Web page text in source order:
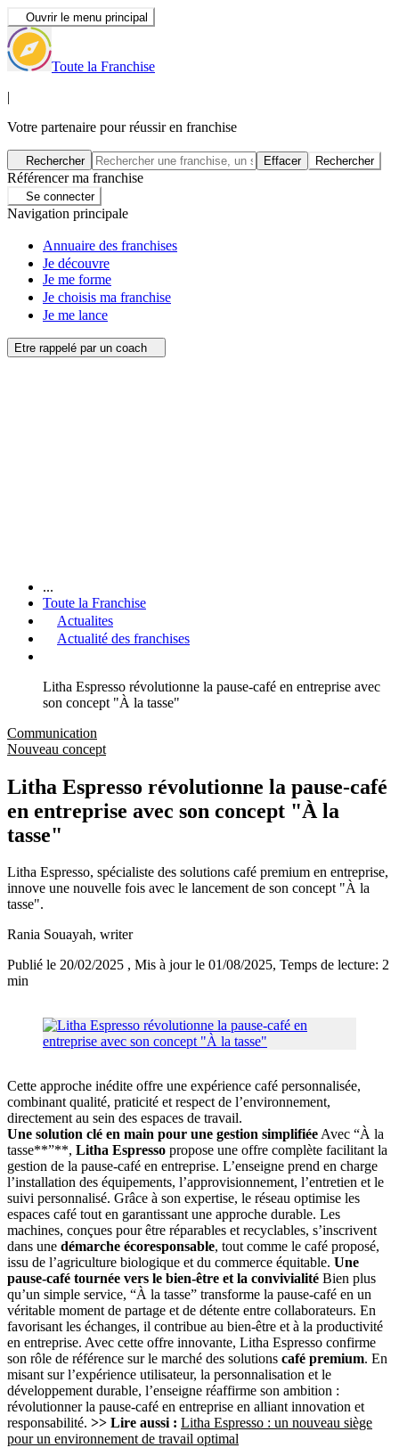
Ouvrir le menu principal
Toute la Franchise
|
Votre partenaire pour réussir en franchise
Rechercher Effacer Rechercher
Référencer ma franchise
Se connecter
Navigation principale
Annuaire des franchises
Je découvre
Je me forme
Je choisis ma franchise
Je me lance
Etre rappelé par un coach
...
Toute la Franchise
Actualites
Actualité des franchises
Litha Espresso révolutionne la pause-café en entreprise avec
son concept "À la tasse"
Communication
Nouveau concept
Litha Espresso révolutionne la pause-café
en entreprise avec son concept "À la
tasse"
Litha Espresso, spécialiste des solutions café premium en entreprise,
innove une nouvelle fois avec le lancement de son concept "À la
tasse".
Rania Souayah, writer
Publié le 20/02/2025 , Mis à jour le 01/08/2025, Temps de lecture: 2
min
Cette approche inédite offre une expérience café personnalisée,
combinant qualité, praticité et respect de l’environnement,
directement au sein des espaces de travail.
Une solution clé en main pour une gestion simplifiéeAvec “À la
tasse**”**, Litha Espresso propose une offre complète facilitant la
gestion de la pause-café en entreprise. L’enseigne prend en charge
l’installation des équipements, l’approvisionnement, l’entretien et le
suivi personnalisé. Grâce à son expertise, le réseau optimise les
espaces café tout en garantissant une approche durable. Les
machines, conçues pour être réparables et recyclables, s’inscrivent
dans une démarche écoresponsable, tout comme le café proposé,
issu de l’agriculture biologique et du commerce équitable. Une
pause-café tournée vers le bien-être et la convivialité Bien plus
qu’un simple service, “À la tasse” transforme la pause-café en un
véritable moment de partage et de détente entre collaborateurs. En
favorisant les échanges, il contribue au bien-être et à la productivité
en entreprise. Avec cette offre innovante, Litha Espresso confirme
son rôle de référence sur le marché des solutions café premium. En
misant sur l’expérience utilisateur, la personnalisation et le
développement durable, l’enseigne réaffirme son ambition :
révolutionner la pause-café en entreprise en alliant innovation et
responsabilité. >> Lire aussi : Litha Espresso : un nouveau siège
pour un environnement de travail optimal